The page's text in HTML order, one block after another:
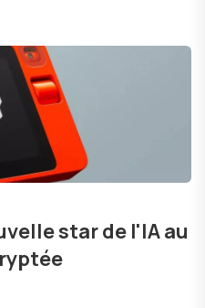
star de l'IA au